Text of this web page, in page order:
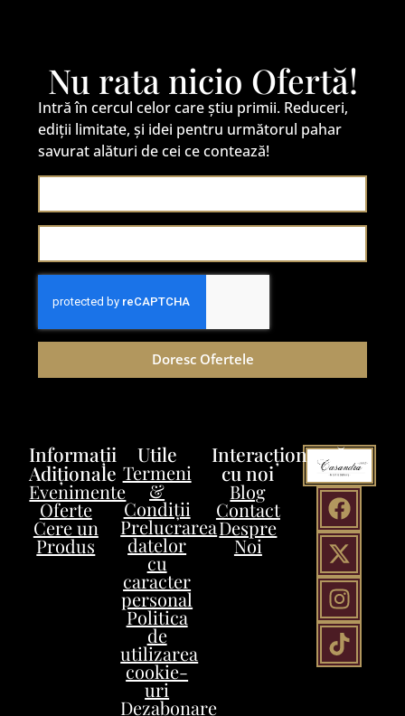
Nu rata nicio Ofertă!
Intră în cercul celor care știu primii. Reduceri,
ediții limitate, și idei pentru următorul pahar
savurat alături de cei ce contează!
Doresc Ofertele
Interacționează
cu noi
Blog
Contact
Despre
Noi
Utile
Termeni
&
Condiții
Prelucrarea
datelor
cu
caracter
personal
Politica
de
utilizarea
cookie-
uri
Dezabonare
Informații
Adiționale
Evenimente
Oferte
Cere un
Produs